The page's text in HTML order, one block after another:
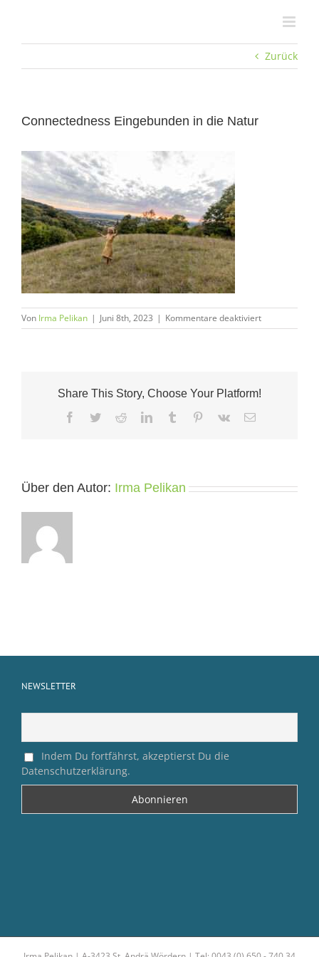
Zurück
Connectedness Eingebunden in die Natur
Von Irma Pelikan | Juni 8th, 2023 | Kommentare deaktiviertfür
Share This Story, Choose Your Platform!
Facebook
TwitterRedditLinkedInTumblr Pinterest
Vk
E-
Über den Autor: Irma Pelikan
NEWSLETTER
Indem Du fortfährst, akzeptierst Du die
Datenschutzerklärung.